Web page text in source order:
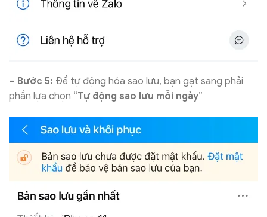
– Bước 5: Để tự động hóa sao lưu, bạn gạt sang phải
phần lựa chọn “Tự động sao lưu mỗi ngày”